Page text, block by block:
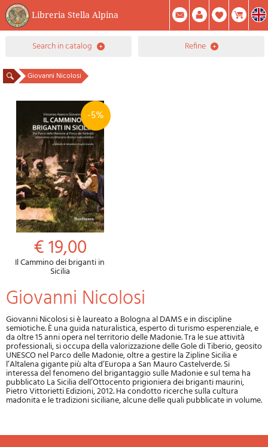
Libreria Stella Alpina
0Item(s) In Your Cart
Summary
Facebook
search in catalog refine
Giovanni Nicolosi
-5%
€ 19,00
Il Cammino dei briganti in
Sicilia
Giovanni Nicolosi
Giovanni Nicolosi si è laureato a Bologna al DAMS e in discipline
semiotiche. È una guida naturalistica, esperto di turismo esperenziale, e
da oltre 15 anni opera nel territorio delle Madonie. Tra le sue attività
professionali, si occupa della valorizzazione delle Gole di Tiberio, geosito
UNESCO nel Parco delle Madonie, oltre a gestire la Zipline Sicilia e
l’Altalena gigante più alta d’Europa a San Mauro Castelverde. Si
interessa del fenomeno del brigantaggio sulle Madonie e sul tema ha
pubblicato La Sicilia dell’Ottocento prigioniera dei briganti maurini,
Pietro Vittorietti Edizioni, 2012. Ha condotto ricerche sulla cultura
madonita e le tradizioni siciliane, alcune delle quali pubblicate in volume.